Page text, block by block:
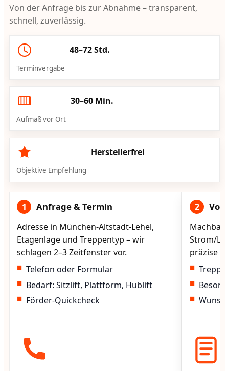
Von der Anfrage bis zur Abnahme – transparent,
schnell, zuverlässig.
48–72 Std.
Terminvergabe
30–60 Min.
Aufmaß vor Ort
Herstellerfrei
Objektive Empfehlung
1 Anfrage & Termin
Adresse in München-Altstadt-Lehel,
Etagenlage und Treppentyp – wir
schlagen 2–3 Zeitfenster vor.
Telefon oder Formular
Bedarf: Sitzlift, Plattform, Hublift
Förder-Quickcheck
2
Strom/
präzise